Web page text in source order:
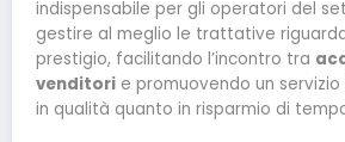
indispensabile per gli operatori del
gestire al meglio le trattative
prestigio, facilitando l’incontro tra
venditori e promuovendo un
in qualità quanto in risparmio di